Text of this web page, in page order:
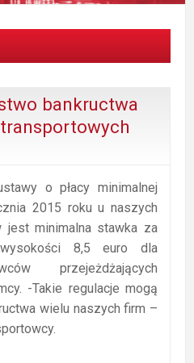
bankructwa
o płacy minimalnej
2015 roku u naszych
jest minimalna stawka za
8,5 euro dla
przejeżdżających
-Takie regulacje mogą
wielu naszych firm –